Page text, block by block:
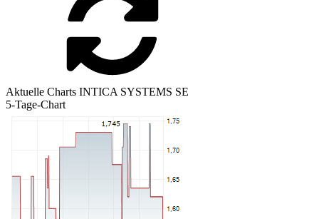
Aktuelle Charts INTICA SYSTEMS SE
5-Tage-Chart